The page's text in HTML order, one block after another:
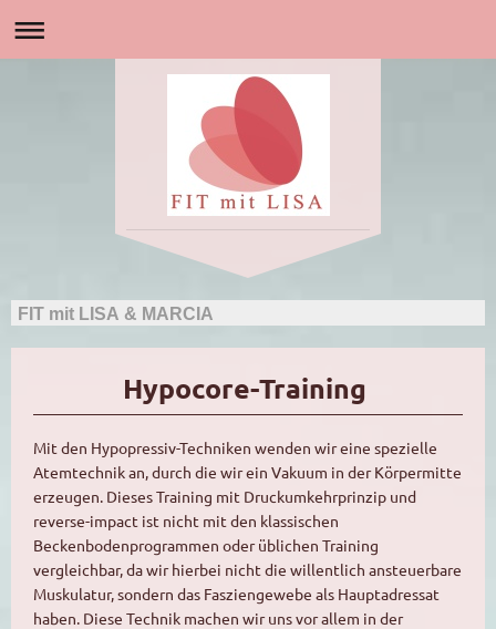
FIT mit LISA & MARCIA
Hypocore-Training
Mit den Hypopressiv-Techniken wenden wir eine spezielle
Atemtechnik an, durch die wir ein Vakuum in der Körpermitte
erzeugen. Dieses Training mit Druckumkehrprinzip und
reverse-impact ist nicht mit den klassischen
Beckenbodenprogrammen oder üblichen Training
vergleichbar, da wir hierbei nicht die willentlich ansteuerbare
Muskulatur, sondern das Fasziengewebe als Hauptadressat
haben. Diese Technik machen wir uns vor allem in der